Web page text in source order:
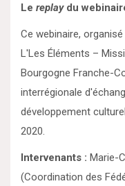
Le replaydu
Ce webinaire,
L'Les Éléments –
Bourgogne Franche-
interrégionale
développement
2020.
Intervenants : Marie-
(Coordination des